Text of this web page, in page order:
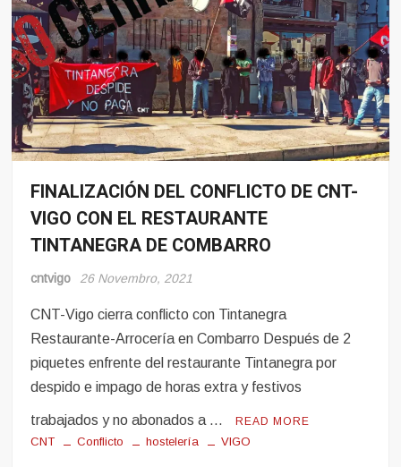
Conflito
Hosteleria
FINALIZACIÓN DEL CONFLICTO DE CNT-
VIGO CON EL RESTAURANTE
TINTANEGRA DE COMBARRO
cntvigo 26 Novembro, 2021
CNT-Vigo cierra conflicto con Tintanegra
Restaurante-Arrocería en Combarro Después de 2
piquetes enfrente del restaurante Tintanegra por
despido e impago de horas extra y festivos
trabajados y no abonados a … READ MORE
CNT Conflicto hostelería VIGO